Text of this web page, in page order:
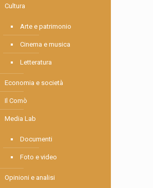
Cultura
Arte e patrimonio
Cinema e musica
Letteratura
Economia e società
Il Comò
Media Lab
Documenti
Foto e video
Opinioni e analisi